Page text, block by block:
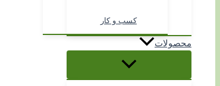
کسب و کار
محصولات